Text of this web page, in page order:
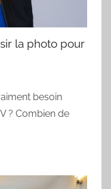
la photo pour
besoin
? Combien de